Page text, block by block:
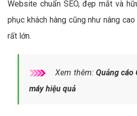
Website chuẩn SEO, đẹp mắt và
phục khách hàng cũng như nâng
rất lớn.
Xem thêm: Quảng cáo
máy hiệu quả